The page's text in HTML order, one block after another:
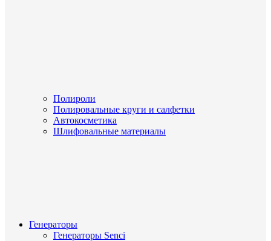
Полироли
Полировальные круги и салфетки
Автокосметика
Шлифовальные материалы
Генераторы
Генераторы Senci